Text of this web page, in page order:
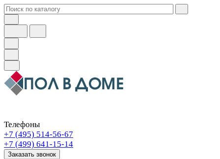
Телефоны
+7 (495) 514-56-67
+7 (499) 641-15-14
Заказать звонок